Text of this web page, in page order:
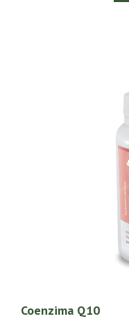
Coenzima Q10